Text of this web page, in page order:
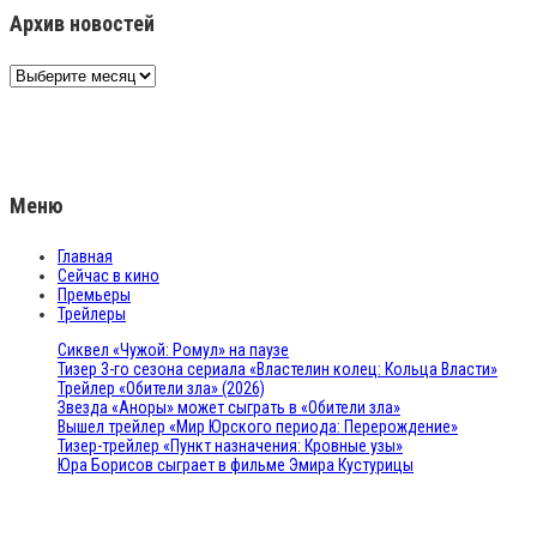
Архив новостей
Архив
новостей
Меню
Главная
Сейчас в кино
Премьеры
Трейлеры
Сиквел «Чужой: Ромул» на паузе
Тизер 3-го сезона сериала «Властелин колец: Кольца Власти»
Трейлер «Обители зла» (2026)
Звезда «Аноры» может сыграть в «Обители зла»
Вышел трейлер «Мир Юрского периода: Перерождение»
Тизер-трейлер «Пункт назначения: Кровные узы»
Юра Борисов сыграет в фильме Эмира Кустурицы